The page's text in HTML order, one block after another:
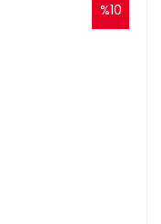
%10